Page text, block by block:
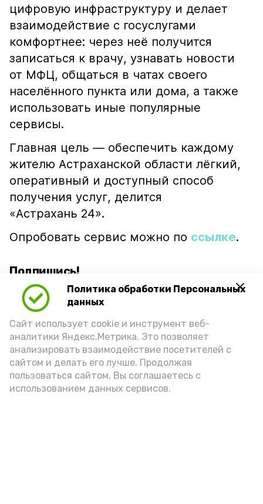
Политика обработки Персональных
данных
Сайт использует cookie и инструмент веб-
аналитики Яндекс.Метрика. Это позволяет
анализировать взаимодействие посетителей с
сайтом и делать его лучше. Продолжая
пользоваться сайтом, Вы соглашаетесь с
использованием данных сервисов.
цифровую инфраструктуру и делает
взаимодействие с госуслугами
комфортнее: через неё получится
записаться к врачу, узнавать новости
от МФЦ, общаться в чатах своего
населённого пункта или дома, а также
использовать иные популярные
сервисы.
Главная цель — обеспечить каждому
жителю Астраханской области лёгкий,
оперативный и доступный способ
получения услуг, делится
«Астрахань 24».
Опробовать сервис можно по ссылке.
Подпишись!
А24 в MAX А24 в Вконтакте